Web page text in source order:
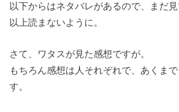
以下からはネタバレがあるので、まだ
以上読まないように。
さて、ワタスが見た感想ですが。
もちろん感想は人それぞれで、あくま
す。